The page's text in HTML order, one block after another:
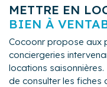
METTRE EN
BIEN À
Cocoonr propose aux
conciergeries
locations
de consulter les fiches